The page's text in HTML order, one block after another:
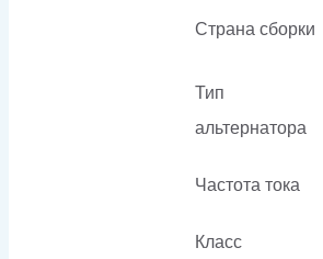
Страна сборки
Тип
альтернатора
Частота тока
Класс